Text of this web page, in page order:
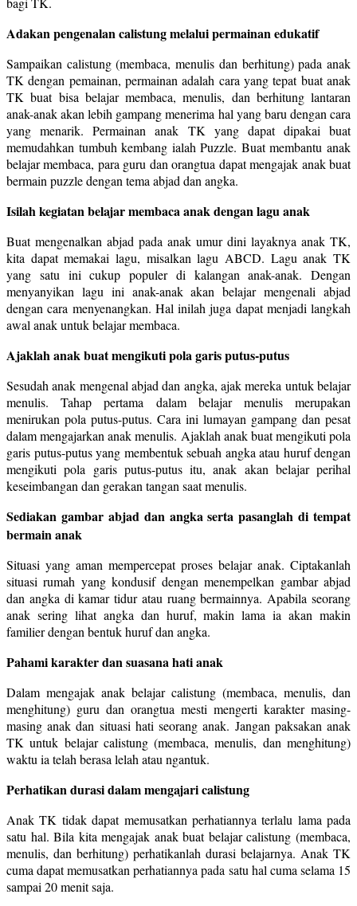
Adakan pengenalan calistung melalui permainan edukatif
Sampaikan calistung (membaca, menulis dan berhitung) pada anak
TK dengan pemainan, permainan adalah cara yang tepat buat anak
TK buat bisa belajar membaca, menulis, dan berhitung lantaran
anak-anak akan lebih gampang menerima hal yang baru dengan cara
yang menarik. Permainan anak TK yang dapat dipakai buat
memudahkan tumbuh kembang ialah Puzzle. Buat membantu anak
belajar membaca, para guru dan orangtua dapat mengajak anak buat
bermain puzzle dengan tema abjad dan angka.
Isilah kegiatan belajar membaca anak dengan lagu anak
Buat mengenalkan abjad pada anak umur dini layaknya anak TK,
kita dapat memakai lagu, misalkan lagu ABCD. Lagu anak TK
yang satu ini cukup populer di kalangan anak-anak. Dengan
menyanyikan lagu ini anak-anak akan belajar mengenali abjad
dengan cara menyenangkan. Hal inilah juga dapat menjadi langkah
awal anak untuk belajar membaca.
Ajaklah anak buat mengikuti pola garis putus-putus
Sesudah anak mengenal abjad dan angka, ajak mereka untuk belajar
menulis. Tahap pertama dalam belajar menulis merupakan
menirukan pola putus-putus. Cara ini lumayan gampang dan pesat
dalam mengajarkan anak menulis. Ajaklah anak buat mengikuti pola
garis putus-putus yang membentuk sebuah angka atau huruf dengan
mengikuti pola garis putus-putus itu, anak akan belajar perihal
keseimbangan dan gerakan tangan saat menulis.
Sediakan gambar abjad dan angka serta pasanglah di tempat
bermain anak
Situasi yang aman mempercepat proses belajar anak. Ciptakanlah
situasi rumah yang kondusif dengan menempelkan gambar abjad
dan angka di kamar tidur atau ruang bermainnya. Apabila seorang
anak sering lihat angka dan huruf, makin lama ia akan makin
familier dengan bentuk huruf dan angka.
Pahami karakter dan suasana hati anak
Dalam mengajak anak belajar calistung (membaca, menulis, dan
menghitung) guru dan orangtua mesti mengerti karakter masing-
masing anak dan situasi hati seorang anak. Jangan paksakan anak
TK untuk belajar calistung (membaca, menulis, dan menghitung)
waktu ia telah berasa lelah atau ngantuk.
Perhatikan durasi dalam mengajari calistung
Anak TK tidak dapat memusatkan perhatiannya terlalu lama pada
satu hal. Bila kita mengajak anak buat belajar calistung (membaca,
menulis, dan berhitung) perhatikanlah durasi belajarnya. Anak TK
cuma dapat memusatkan perhatiannya pada satu hal cuma selama 15
sampai 20 menit saja.